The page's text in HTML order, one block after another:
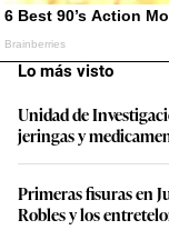
Lo más visto
Unidad de
jeringas y
Primeras fisuras en
Robles y los